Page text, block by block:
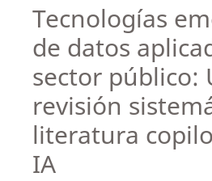
Tecnologías
de datos
sector público:
revisión
literatura
IA